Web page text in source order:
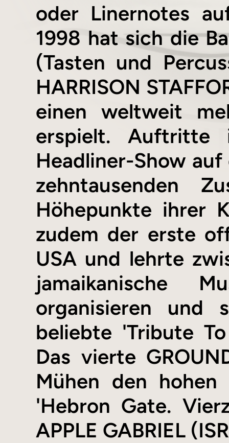
oder Linernotes
1998 hat sich die
(Tasten und
HARRISON
einen weltweit
erspielt. Auftritte
Headliner-Show
zehntausenden
Höhepunkte ihrer
zudem der erste
USA und lehrte
jamaikanische
organisieren und
beliebte 'Tribute
Das vierte
Mühen den hohen
'Hebron Gate.
APPLE GABRIEL